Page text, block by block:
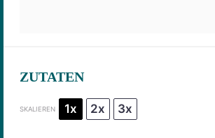
ZUTATEN
SKALIEREN 1x 2x 3x